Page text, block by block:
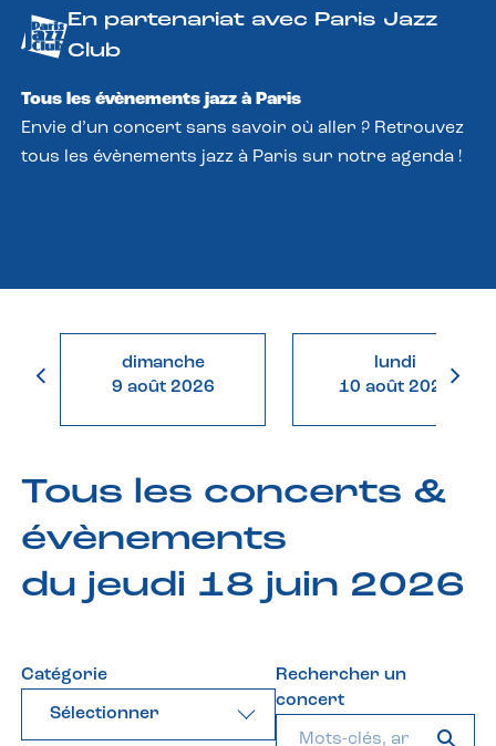
En partenariat avec Paris Jazz
Club
Tous les évènements jazz à Paris
Envie d’un concert sans savoir où aller ? Retrouvez
tous les évènements jazz à Paris sur notre agenda !
dimanche
9 août 2026
lundi
10 août 2026
Tous les concerts &
évènements
du jeudi 18 juin 2026
Catégorie
Sélectionner
Rechercher un
concert